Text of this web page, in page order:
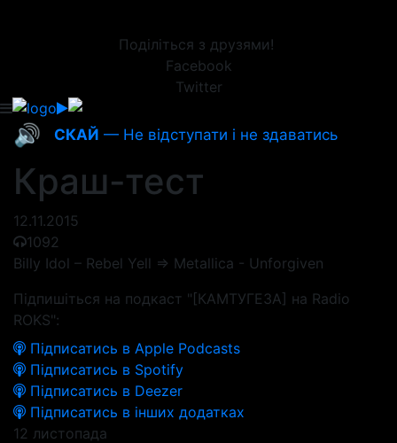
Поділіться з друзями!
Facebook
Twitter
🔊 СКАЙ — Не відступати і не здаватись
Краш-тест
12.11.2015
1092
Billy Idol – Rebel Yell => Metallica - Unforgiven
Підпишіться на подкаст "[КАМТУГЕЗА] на Radio
ROKS":
Підписатись в Apple Podcasts
Підписатись в Spotify
Підписатись в Deezer
Підписатись в інших додатках
12 листопада